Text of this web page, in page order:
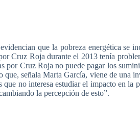
evidencian que la pobreza energética se
Cruz Roja duranteel 2013tenía
porCruz Roja nopuede pagarlos
que,señala MartaGarcía, vienedeuna
que no interesa estudiarel impactoen la
la percepción de esto”.